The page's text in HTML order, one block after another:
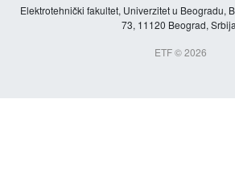
Elektrotehnički fakultet, Univerzitet u Beogradu,
73, 11120 Beograd,
ETF © 2026